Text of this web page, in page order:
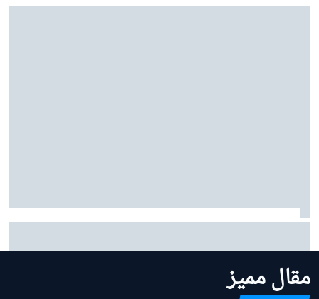
سائق سابق ينتقد "فيا" لعدم تحركها مبكرًا بشأن قوانين
مقال مميز